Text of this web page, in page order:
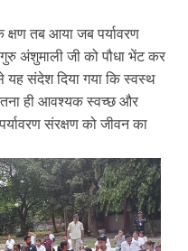
तब आया जब पर्यावरण
अंशुमाली जी को पौधा भेंट कर
यह संदेश दिया गया कि स्वस्थ
ही आवश्यक स्वच्छ और
संरक्षण को जीवन का